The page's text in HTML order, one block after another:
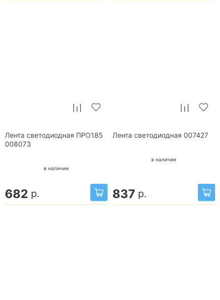
Лента светодиодная ПРО185
008073
в наличии
682 р.
Лента светодиодная 007427
в наличии
837 р.